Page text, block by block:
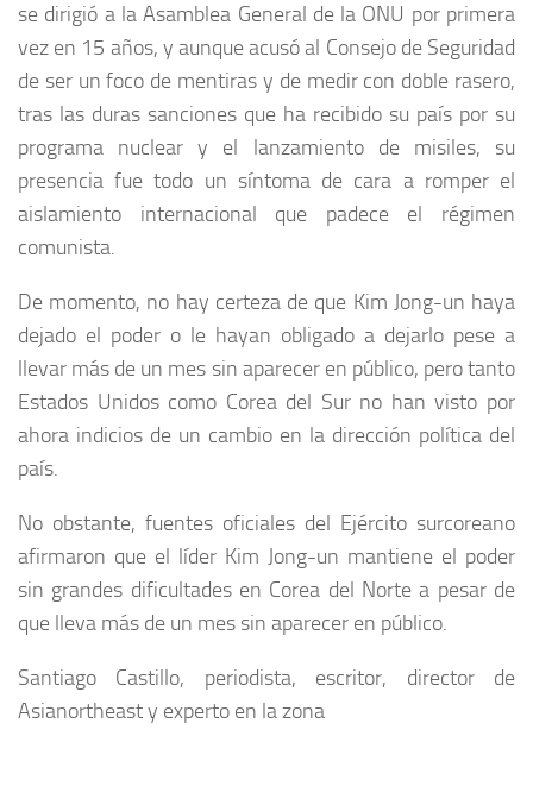
se dirigió a la Asamblea General de la ONU por primera
vez en 15 años, y aunque acusó al Consejo de Seguridad
de ser un foco de mentiras y de medir con doble rasero,
tras las duras sanciones que ha recibido su país por su
programa nuclear y el lanzamiento de misiles, su
presencia fue todo un síntoma de cara a romper el
aislamiento internacional que padece el régimen
comunista.
De momento, no hay certeza de que Kim Jong-un haya
dejado el poder o le hayan obligado a dejarlo pese a
llevar más de un mes sin aparecer en público, pero tanto
Estados Unidos como Corea del Sur no han visto por
ahora indicios de un cambio en la dirección política del
país.
No obstante, fuentes oficiales del Ejército surcoreano
afirmaron que el líder Kim Jong-un mantiene el poder
sin grandes dificultades en Corea del Norte a pesar de
que lleva más de un mes sin aparecer en público.
Santiago Castillo, periodista, escritor, director de
Asianortheast y experto en la zona